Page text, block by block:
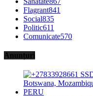
Flagrant841
Social835
Politic611
Comunicate570
Anunțuri